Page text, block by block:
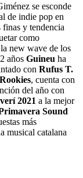
se esconde
de indie pop en
y tendencia
como
new wave de los
años Guineu ha
con Rufus T.
, cuenta con
del año con
2021 a la mejor
Sound
más
musical catalana